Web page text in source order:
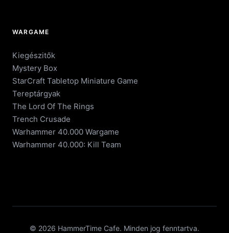
WARGAME
Kiegészitők
Mystery Box
StarCraft Tabletop Miniature Game
Tereptárgyak
The Lord Of The Rings
Trench Crusade
Warhammer 40.000 Wargame
Warhammer 40.000: Kill Team
© 2026 HammerTime Cafe. Minden jog fenntartva.